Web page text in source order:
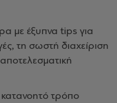
με έξυπνα tips για
τη σωστή διαχείριση
τρόπο